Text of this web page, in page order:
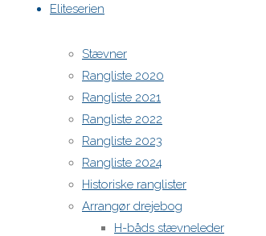
Eliteserien
Stævner
Rangliste 2020
Rangliste 2021
Rangliste 2022
Rangliste 2023
Rangliste 2024
Historiske ranglister
Arrangør drejebog
H-båds stævneleder